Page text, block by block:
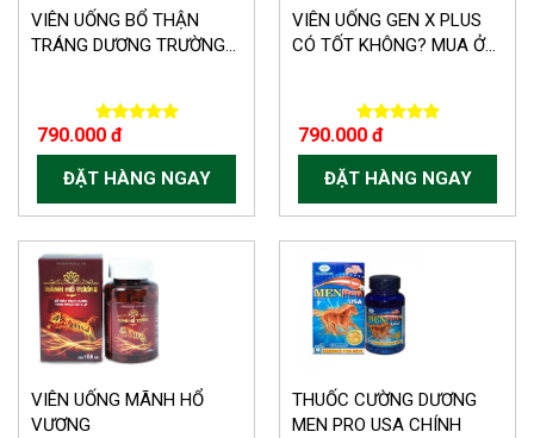
VIÊN UỐNG BỔ THẬN
TRÁNG DƯƠNG TRƯỜNG...
790.000 đ
ĐẶT HÀNG NGAY
VIÊN UỐNG GEN X PLUS
CÓ TỐT KHÔNG? MUA Ở...
790.000 đ
ĐẶT HÀNG NGAY
-150.000 VND
VIÊN UỐNG MÃNH HỔ
VƯƠNG
THUỐC CƯỜNG DƯƠNG
MEN PRO USA CHÍNH